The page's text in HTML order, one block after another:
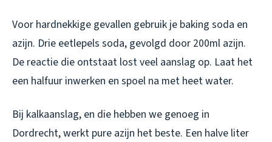
Voor hardnekkige gevallen gebruik je baking soda en
azijn. Drie eetlepels soda, gevolgd door 200ml azijn.
De reactie die ontstaat lost veel aanslag op. Laat het
een halfuur inwerken en spoel na met heet water.
Bij kalkaanslag, en die hebben we genoeg in
Dordrecht, werkt pure azijn het beste. Een halve liter